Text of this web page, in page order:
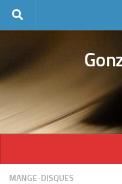
Skip to content
MANGE-DISQUES